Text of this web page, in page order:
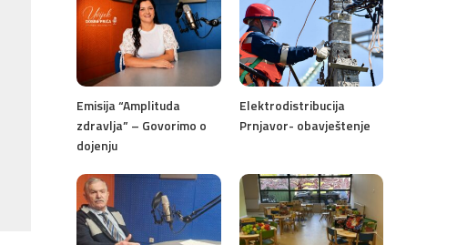
Emisija “Amplituda
zdravlja” – Govorimo o
dojenju
Elektrodistribucija
Prnjavor- obavještenje